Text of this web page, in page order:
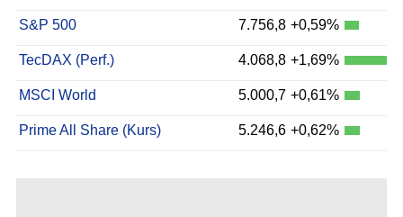
S&P 500 7.756,8 +0,59%
TecDAX (Perf.) 4.068,8 +1,69%
MSCI World 5.000,7 +0,61%
Prime All Share (Kurs) 5.246,6 +0,62%